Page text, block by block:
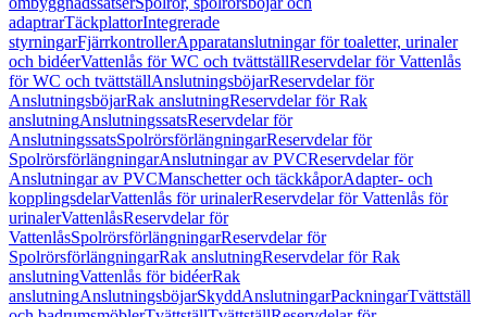
adaptrarTäckplattorIntegrerade
styrningarFjärrkontrollerApparatanslutningar för toaletter, urinaler
och bidéerVattenlås för WC och tvättställReservdelar för Vattenlås
för WC och tvättställAnslutningsböjarReservdelar för
AnslutningsböjarRak anslutningReservdelar för Rak
anslutningAnslutningssatsReservdelar för
AnslutningssatsSpolrörsförlängningarReservdelar för
SpolrörsförlängningarAnslutningar av PVCReservdelar för
Anslutningar av PVCManschetter och täckkåporAdapter- och
kopplingsdelarVattenlås för urinalerReservdelar för Vattenlås för
urinalerVattenlåsReservdelar för
VattenlåsSpolrörsförlängningarReservdelar för
SpolrörsförlängningarRak anslutningReservdelar för Rak
anslutningVattenlås för bidéerRak
anslutningAnslutningsböjarSkyddAnslutningarPackningarTvättställ